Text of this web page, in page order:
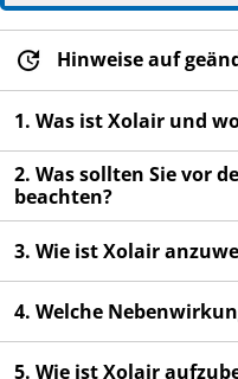
Dieses
verschrieben.
Es kann anderen
diese die gleichen
Wenn Sie
sich an Ihren Arzt,
medizinische
Nebenwirkungen,
Packungsbeilage
4.
Hinweise auf
1. Was ist Xolair und
2. Was sollten Sie vor
beachten?
3. Wie ist Xolair
4. Welche
5. Wie ist Xolair